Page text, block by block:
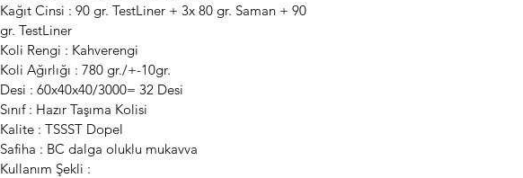
Kağıt Cinsi : 90 gr. TestLiner + 3x 80 gr. Saman + 90
gr. TestLiner
Koli Rengi : Kahverengi
Koli Ağırlığı : 780 gr./+-10gr.
Desi : 60x40x40/3000= 32 Desi
Sınıf : Hazır Taşıma Kolisi
Kalite : TSSST Dopel
Safiha : BC dalga oluklu mukavva
Kullanım Şekli :